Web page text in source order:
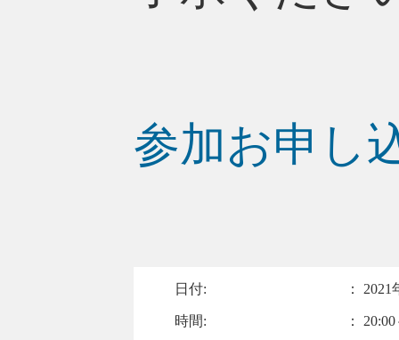
参加お申し
日付: ： 2021
時間: ：